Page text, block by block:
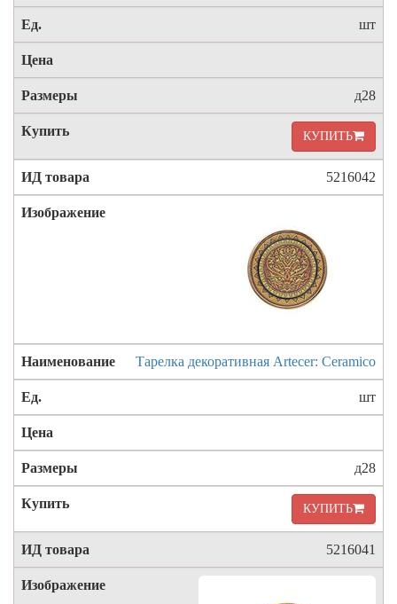
шт
д28
КУПИТЬ
5216042
Тарелка декоративная Artecer: Ceramico
шт
д28
КУПИТЬ
5216041